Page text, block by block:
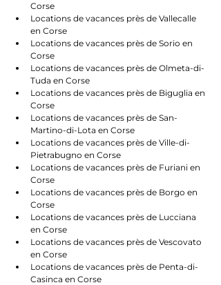
Corse
Locations de vacances près de Vallecalle
en Corse
Locations de vacances près de Sorio en
Corse
Locations de vacances près de Olmeta-di-
Tuda en Corse
Locations de vacances près de Biguglia en
Corse
Locations de vacances près de San-
Martino-di-Lota en Corse
Locations de vacances près de Ville-di-
Pietrabugno en Corse
Locations de vacances près de Furiani en
Corse
Locations de vacances près de Borgo en
Corse
Locations de vacances près de Lucciana
en Corse
Locations de vacances près de Vescovato
en Corse
Locations de vacances près de Penta-di-
Casinca en Corse